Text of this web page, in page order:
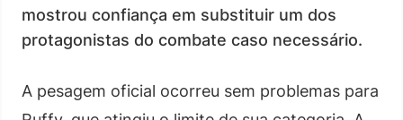
mostrou confiança em substituir um dos
protagonistas do combate caso necessário.
A pesagem oficial ocorreu sem problemas para